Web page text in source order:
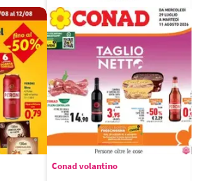
Conad volantino